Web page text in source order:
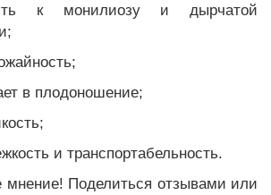
к монилиозу и дырчатой
в плодоношение;
и транспортабельность.
Поделиться отзывами или